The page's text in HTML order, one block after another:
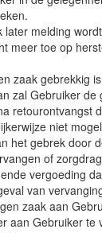
melding
meer toe op
zaak gebrekkig
zal Gebruiker de
retourontvangst
niet
het gebrek door
of
vergoeding
van
zaak aan
aan Gebruiker te